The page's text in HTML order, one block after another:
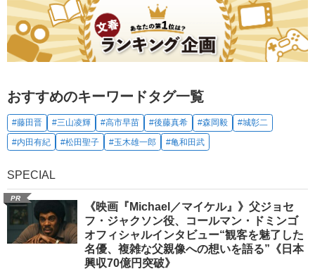
おすすめのキーワードタグ一覧
#藤田晋 #三山凌輝 #高市早苗 #後藤真希 #森岡毅
#城彰二
#内田有紀
#松田聖子 #玉木雄一郎 #亀和田武
SPECIAL
PR
《映画『Michael／マイケル』》父ジョセ
フ・ジャクソン役、コールマン・ドミンゴ
オフィシャルインタビュー“観客を魅了した
名優、複雑な父親像への想いを語る”《日本
興収70億円突破》